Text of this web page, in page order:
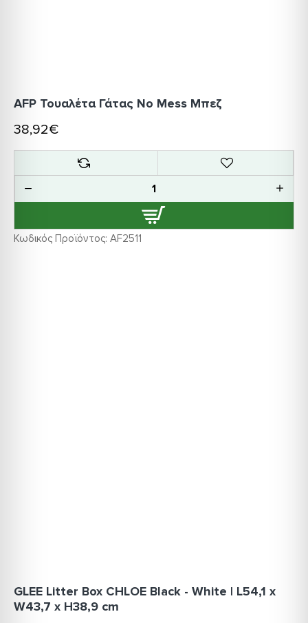
Κωδικός Προϊόντος: AF2511
AFP Τουαλέτα Γάτας No Mess Μπεζ
38,92€
GLEE Litter Box CHLOE Black - White | L54,1 x
W43,7 x H38,9 cm